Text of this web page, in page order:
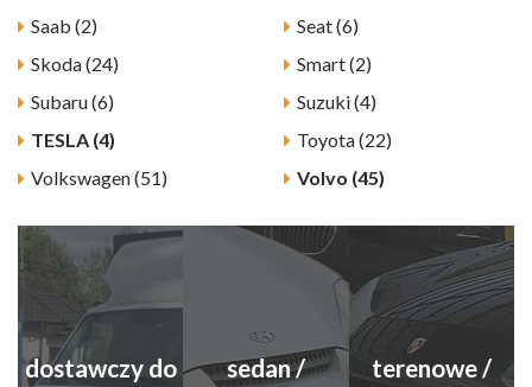
Saab (2)
Seat (6)
Skoda (24)
Smart (2)
Subaru (6)
Suzuki (4)
TESLA (4)
Toyota (22)
Volkswagen (51)
Volvo (45)
dostawczy do
sedan /
terenowe /